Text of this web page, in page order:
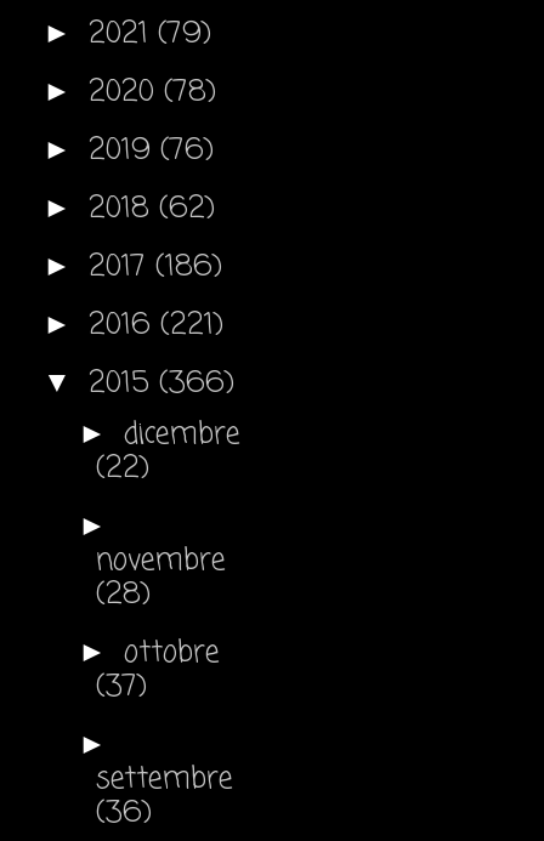
► 2021 (79)
► 2020 (78)
► 2019 (76)
► 2018 (62)
► 2017 (186)
► 2016 (221)
▼ 2015 (366)
► dicembre
(22)
►
novembre
(28)
► ottobre
(37)
►
settembre
(36)